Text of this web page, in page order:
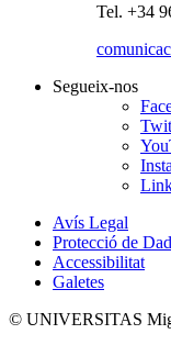
Tel. +34
Segueix-nos
Avís Legal
Protecció de
Accessibilitat
Galetes
© UNIVERSITAS